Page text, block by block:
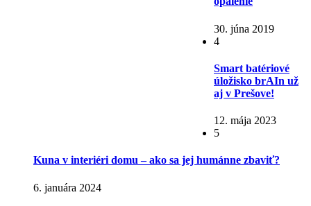
30. júna 2019
4
Smart batériové
úložisko brAIn už
aj v Prešove!
12. mája 2023
5
Kuna v interiéri domu – ako sa jej humánne zbaviť?
6. januára 2024